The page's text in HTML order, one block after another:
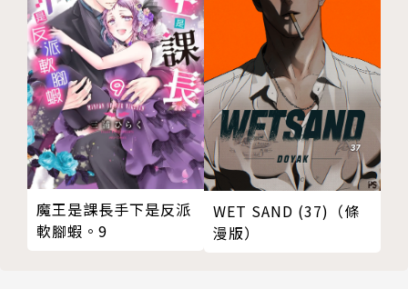
魔王是課長手下是反派
軟腳蝦。9
WET SAND (37)（條
漫版）